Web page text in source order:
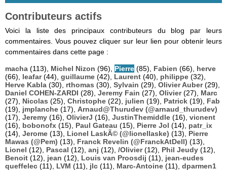
Contributeurs actifs
Voici la liste des principaux contributeurs du blog par leurs
commentaires. Vous pouvez cliquer sur leur lien pour obtenir leurs
commentaires dans cette page :
macha (113), Michel Nizon (96), Pierre (85), Fabien (66), herve
(66), leafar(44), guillaume (42), Laurent (40), philippe (32),
Herve Kabla (30), rthomas (30), Sylvain (29), Olivier Auber(29),
Daniel COHEN-ZARDI (28), Jeremy Fain (27), Olivier(27), Marc
(27), Nicolas (25), Christophe (22), julien (19), Patrick (19), Fab
(19), jmplanche (17), Arnaud@Thurudev (@arnaud_thurudev)
(17), Jeremy (16), OlivierJ (16), JustinThemiddle (16), vicnent
(16), bobonofx (15), Paul Gateau (15), Pierre Jol (14), patr_ix
(14), Jerome (13), Lionel LaskÃ© (@lionellaske) (13), Pierre
Mawas (@Pem) (13), Franck Revelin (@FranckAtDell) (13),
Lionel (12), Pascal (12), anj (12), /Olivier(12), Phil Jeudy (12),
Benoit (12), jean (12), Louis van Proosdij (11), jean-eudes
queffelec (11), LVM (11), jlc (11), Marc-Antoine (11), dparmen1